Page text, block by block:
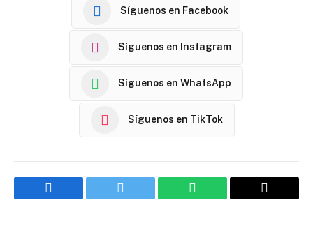
Síguenos en Facebook
Síguenos en Instagram
Síguenos en WhatsApp
Síguenos en TikTok
Facebook Twitter WhatsApp Email